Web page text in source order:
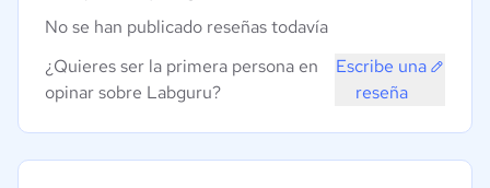
No se han publicado reseñas todavía
¿Quieres ser la primera persona en
opinar sobre Labguru?
Escribe una
reseña